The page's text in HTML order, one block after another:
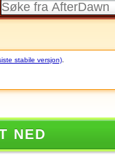
stabile versjon)
NED